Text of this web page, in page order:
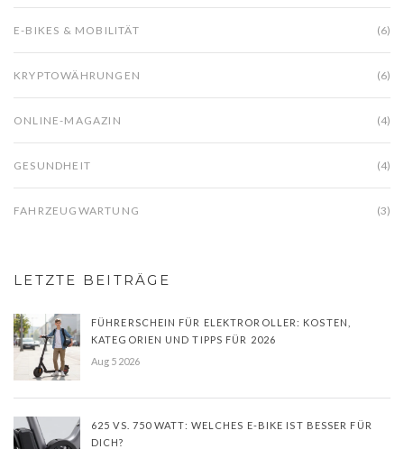
E-BIKES & MOBILITÄT (6)
KRYPTOWÄHRUNGEN (6)
ONLINE-MAGAZIN (4)
GESUNDHEIT (4)
FAHRZEUGWARTUNG (3)
LETZTE BEITRÄGE
FÜHRERSCHEIN FÜR ELEKTROROLLER: KOSTEN,
KATEGORIEN UND TIPPS FÜR 2026
Aug 5 2026
625 VS. 750 WATT: WELCHES E-BIKE IST BESSER FÜR
DICH?